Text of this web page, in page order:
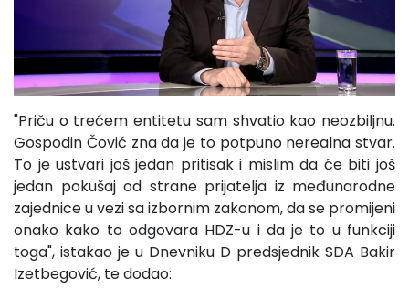
"Priču o trećem entitetu sam shvatio kao neozbiljnu.
Gospodin Čović zna da je to potpuno nerealna stvar.
To je ustvari još jedan pritisak i mislim da će biti još
jedan pokušaj od strane prijatelja iz međunarodne
zajednice u vezi sa izbornim zakonom, da se promijeni
onako kako to odgovara HDZ-u i da je to u funkciji
toga", istakao je u Dnevniku D predsjednik SDA Bakir
Izetbegović, te dodao: